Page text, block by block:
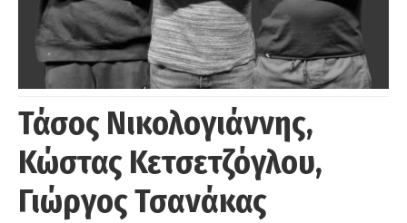
Τάσος Νικολογιάννης,
Κώστας Κετσετζόγλου,
Γιώργος Τσανάκας